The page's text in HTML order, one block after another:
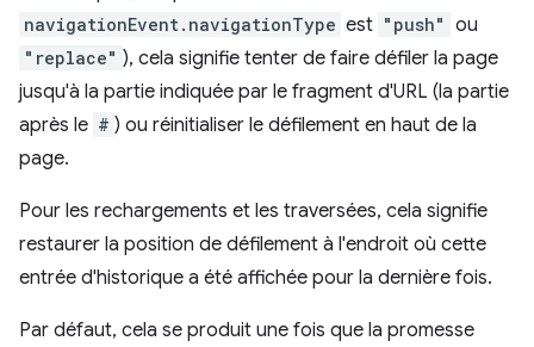
navigationEvent.navigationType est "push" ou
"replace" ), cela signifie tenter de faire défiler la page
jusqu'à la partie indiquée par le fragment d'URL (la partie
après le # ) ou réinitialiser le défilement en haut de la
page.
Pour les rechargements et les traversées, cela signifie
restaurer la position de défilement à l'endroit où cette
entrée d'historique a été affichée pour la dernière fois.
Par défaut, cela se produit une fois que la promesse